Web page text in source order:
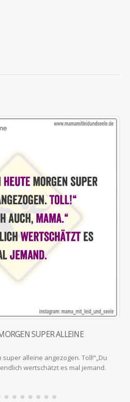
SUPER ALLEINE
alleine angezogen. Toll!“„Du
wertschätzt es mal jemand.